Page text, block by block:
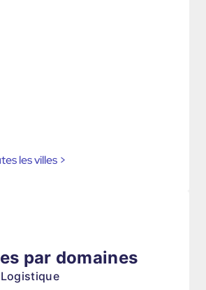
les villes >
par domaines